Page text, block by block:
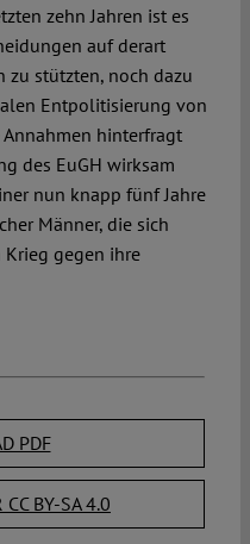
zehn Jahren ist es
auf derart
zu stützten, noch dazu
Entpolitisierung von
hinterfragt
des EuGH wirksam
nun knapp fünf Jahre
Männer, die sich
gegen ihre
PDF
BY-SA 4.0